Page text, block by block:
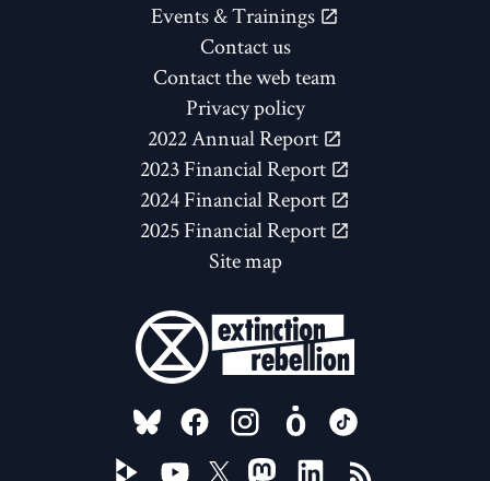
Events & Trainings
Contact us
Contact the web team
Privacy policy
2022 Annual Report
2023 Financial Report
2024 Financial Report
2025 Financial Report
Site map
FOLLOW US ON